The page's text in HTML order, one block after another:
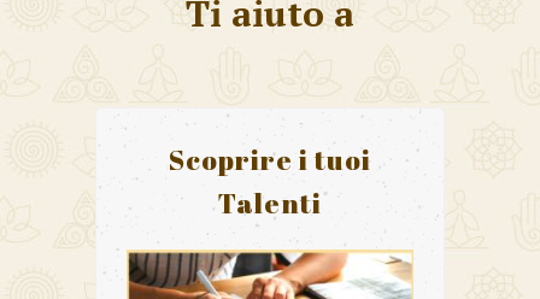
Ti aiuto a
Scoprire i tuoi
Talenti